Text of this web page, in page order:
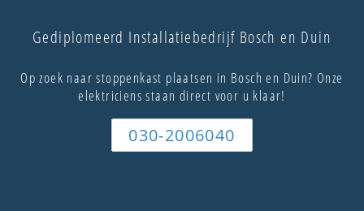
Gediplomeerd Installatiebedrijf Bosch en Duin
Op zoek naar stoppenkast plaatsen in Bosch en Duin? Onze
elektriciens staan direct voor u klaar!
030-2006040